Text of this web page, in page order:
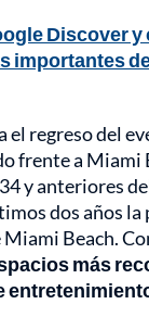
Discover
importantes
el regreso del
frente a Miami
y anteriores
dos años
Beach.
más